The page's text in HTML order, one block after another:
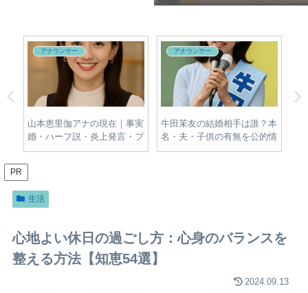
アナウンサー
山本恵里伽アナの現在｜事実
婚・ハーフ説・炎上発言・プ
ロフィールをわかりやすく整
理
アナウンサー
牛田茉友の結婚相手は誰？本
名・夫・子供の有無を公的情
報から調査
PR
生活
心地よい休日の過ごし方：心身のバランスを
整える方法【知恵54選】
2024.09.13